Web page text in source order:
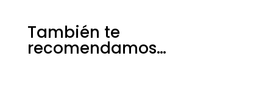
También te
recomendamos…